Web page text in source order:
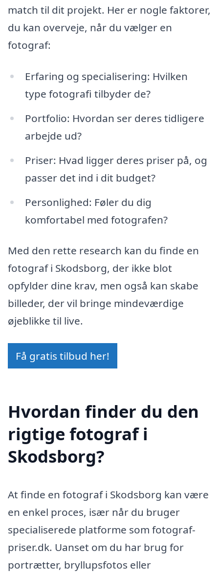
match til dit projekt. Her er nogle faktorer,
du kan overveje, når du vælger en
fotograf:
Erfaring og specialisering: Hvilken
type fotografi tilbyder de?
Portfolio: Hvordan ser deres tidligere
arbejde ud?
Priser: Hvad ligger deres priser på, og
passer det ind i dit budget?
Personlighed: Føler du dig
komfortabel med fotografen?
Med den rette research kan du finde en
fotograf i Skodsborg, der ikke blot
opfylder dine krav, men også kan skabe
billeder, der vil bringe mindeværdige
øjeblikke til live.
Få gratis tilbud her!
Hvordan finder du den
rigtige fotograf i
Skodsborg?
At finde en fotograf i Skodsborg kan være
en enkel proces, især når du bruger
specialiserede platforme som fotograf-
priser.dk. Uanset om du har brug for
portrætter, bryllupsfotos eller